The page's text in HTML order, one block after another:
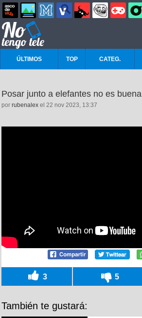
ÚLTIMOS TOP CATEG.
Posar junto a elefantes no es
por rubenalex el 22 nov 2023, 13:37
3 5
También te gustará: